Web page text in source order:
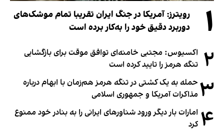
۱
رویترز: آمریکا در جنگ ایران تقریبا تمام موشک‌های
دوربرد دقیق خود را به‌کار برده است
۲ اکسیوس: مجتبی خامنه‌ای توافق موقت برای بازگشایی
تنگه هرمز را تایید کرده است
۳ حمله به یک کشتی در تنگه هرمز هم‌زمان با ابهام درباره
مذاکرات آمریکا و جمهوری اسلامی
۴ امارات بار دیگر ورود شناورهای ایرانی را به بنادر خود ممنوع
کرد